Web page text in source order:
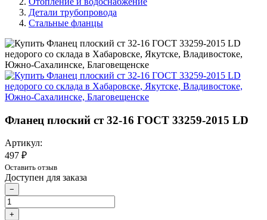
Детали трубопровода
Стальные фланцы
Фланец плоский ст 32-16 ГОСТ 33259-2015 LD
Артикул:
497 ₽
Оставить отзыв
Доступен для заказа
−
+